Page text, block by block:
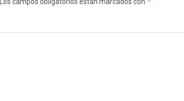
Los campos obligatorios están marcados con